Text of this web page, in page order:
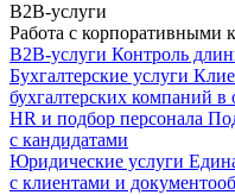
B2B-услуги
Работа с корпоративными
B2B-услуги Контроль
Бухгалтерские услуги
бухгалтерских компаний в
HR и подбор персонала
с кандидатами
Юридические услуги
с клиентами и